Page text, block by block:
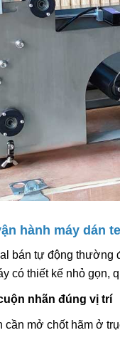
hành máy dán
bán tự động
có thiết kế nhỏ gọn,
nhãn đúng vị trí
cần mở chốt hãm ở